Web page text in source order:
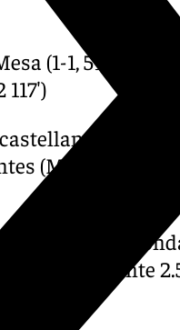
(1-1, 59’) ,
leonés).
(Murillo 17′):.
la primera ronda
de La Línea ante